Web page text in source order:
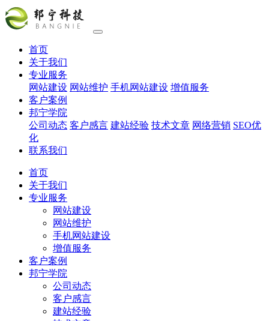
首页
关于我们
专业服务
网站建设 网站维护 手机网站建设 增值服务
客户案例
邦宁学院
公司动态 客户感言 建站经验 技术文章 网络营销 SEO优
化
联系我们
首页
关于我们
专业服务
网站建设
网站维护
手机网站建设
增值服务
客户案例
邦宁学院
公司动态
客户感言
建站经验